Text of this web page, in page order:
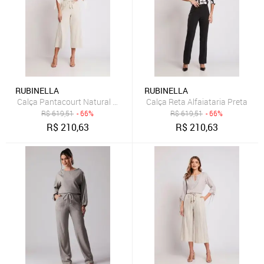
RUBINELLA
Calça Pantacourt Natural Crú
R$619,51 - 66%
R$210,63
RUBINELLA
Calça Reta Alfaiataria Preta
R$619,51 - 66%
R$210,63